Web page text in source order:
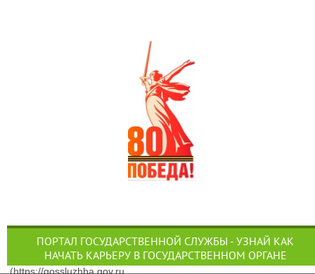
ПОРТАЛ ГОСУДАРСТВЕННОЙ СЛУЖБЫ - УЗНАЙ КАК
НАЧАТЬ КАРЬЕРУ В ГОСУДАРСТВЕННОМ ОРГАНЕ
(https://gossluzhba.gov.ru